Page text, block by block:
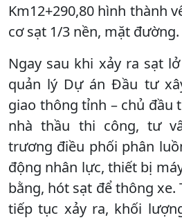
Km12+290,80 hình thành
cơ sạt 1/3 nền, mặt đường.
Ngay sau khi xảy ra sạt
quản lý Dự án Đầu tư
giao thông tỉnh – chủ đầu
nhà thầu thi công, tư
trương điều phối phân
động nhân lực, thiết bị
bằng, hót sạt để thông xe.
tiếp tục xảy ra, khối